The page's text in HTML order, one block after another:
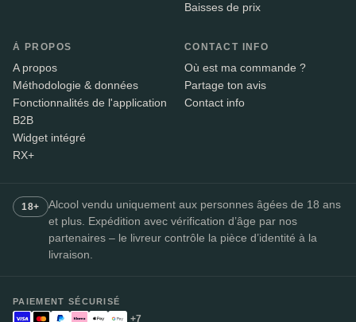
Baisses de prix
À PROPOS
A propos
Méthodologie & données
Fonctionnalités de l'application
B2B
Widget intégré
RX+
CONTACT INFO
Où est ma commande ?
Partage ton avis
Contact info
18+
Alcool vendu uniquement aux personnes âgées de 18 ans
et plus. Expédition avec vérification d’âge par nos
partenaires – le livreur contrôle la pièce d’identité à la
livraison.
PAIEMENT SÉCURISÉ
+7